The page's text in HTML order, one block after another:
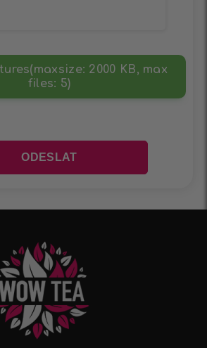
2000 KB, max
files: 5)